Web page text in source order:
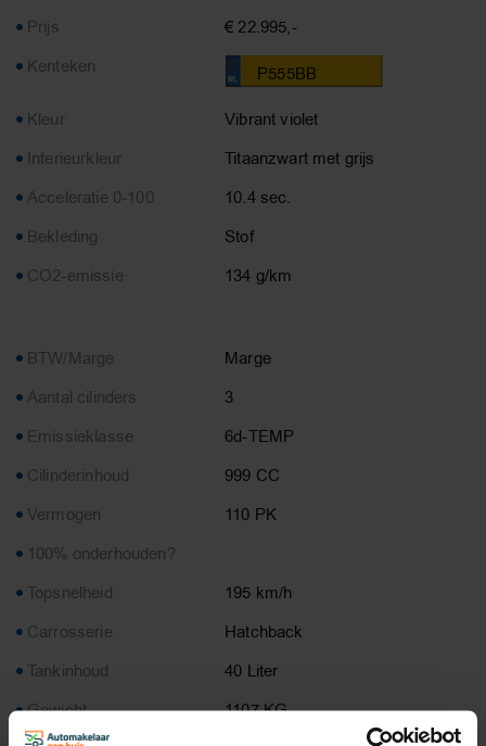
Prijs
€ 22.995,-
Kenteken
P555BB
Kleur
Vibrant violet
Interieurkleur
Titaanzwart met grijs
Acceleratie 0-100
10.4 sec.
Bekleding
Stof
CO2-emissie
134 g/km
BTW/Marge
Marge
Aantal cilinders
3
Emissieklasse
6d-TEMP
Cilinderinhoud
999 CC
Vermogen
110 PK
100% onderhouden?
Topsnelheid
195 km/h
Carrosserie
Hatchback
Tankinhoud
40 Liter
Gewicht
1107 KG